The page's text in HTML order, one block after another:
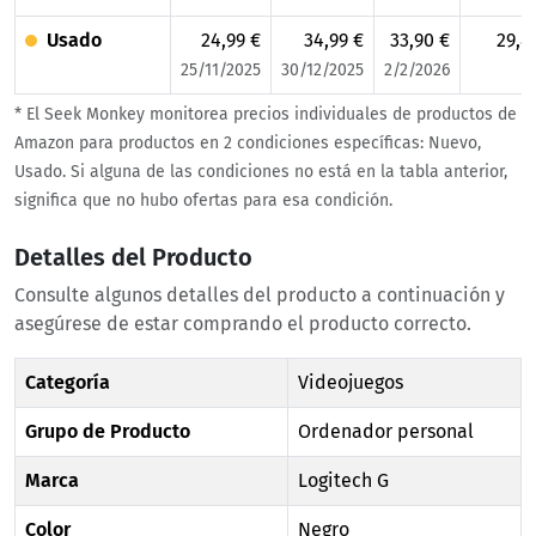
Usado 24,99 €
25/11/2025
34,99 €
30/12/2025
33,90 €
2/2/2026
* El Seek Monkey monitorea precios individuales de productos de
Amazon para productos en 2 condiciones específicas: Nuevo,
Usado. Si alguna de las condiciones no está en la tabla anterior,
significa que no hubo ofertas para esa condición.
Detalles del Producto
Consulte algunos detalles del producto a continuación y
asegúrese de estar comprando el producto correcto.
Categoría Videojuegos
Grupo de Producto Ordenador personal
Marca Logitech G
Color Negro